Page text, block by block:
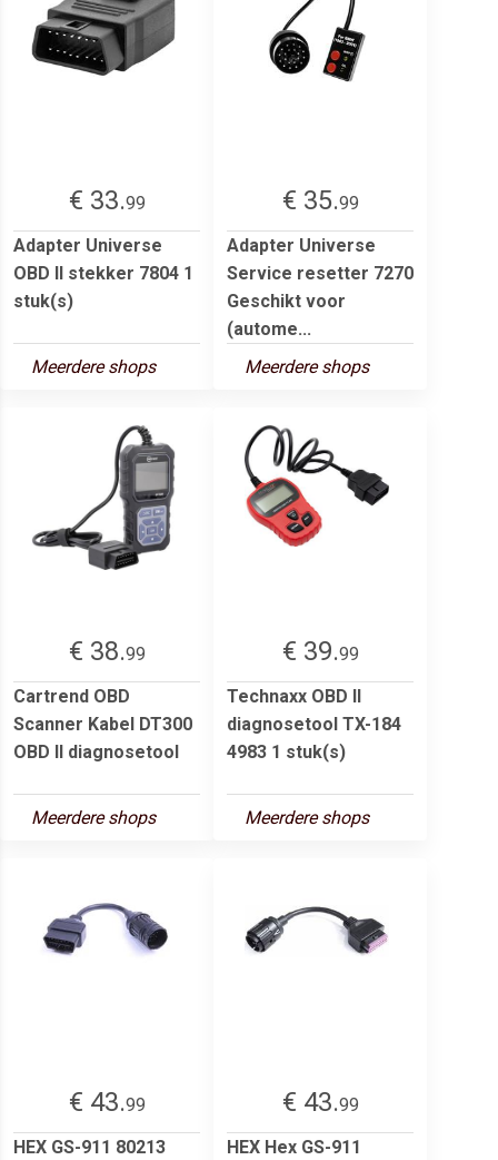
€ 33.99
Adapter Universe
OBD II stekker 7804 1
stuk(s)
Meerdere shops
€ 35.99
Adapter Universe
Service resetter 7270
Geschikt voor
(autome...
Meerdere shops
€ 38.99
Cartrend OBD
Scanner Kabel DT300
OBD II diagnosetool
Meerdere shops
€ 39.99
Technaxx OBD II
diagnosetool TX-184
4983 1 stuk(s)
Meerdere shops
€ 43.99
HEX GS-911 80213
€ 43.99
HEX Hex GS-911